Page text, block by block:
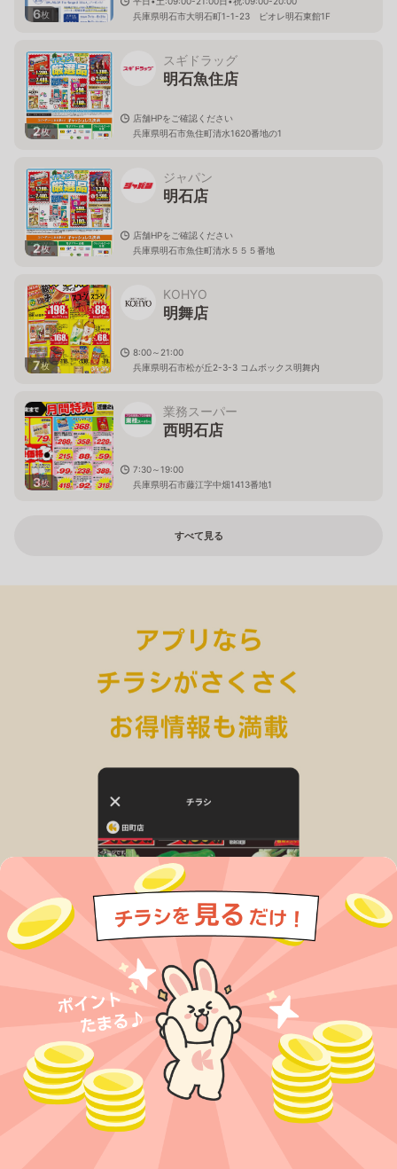
6枚
兵庫県明石市大明石町1-1-23 ピオレ明石東館1F
2枚
スギドラッグ
明石魚住店
店舗HPをご確認ください
兵庫県明石市魚住町清水1620番地の1
2枚
ジャパン
明石店
店舗HPをご確認ください
兵庫県明石市魚住町清水５５５番地
7枚
KOHYO
明舞店
8:00～21:00
兵庫県明石市松が丘2-3-3 コムボックス明舞内
3枚
業務スーパー
西明石店
7:30～19:00
兵庫県明石市藤江字中畑1413番地1
すべて見る